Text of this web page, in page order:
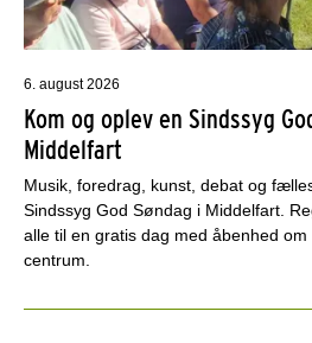
6. august 2026
Kom og oplev en Sindssyg
Middelfart
Musik, foredrag, kunst, debat og
Sindssyg God Søndag i Middelfart.
alle til en gratis dag med åbenhed
centrum.